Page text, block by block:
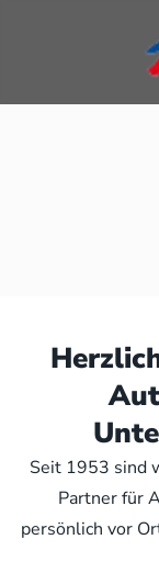
Seit 1953 sind
Partner für
persönlich vor